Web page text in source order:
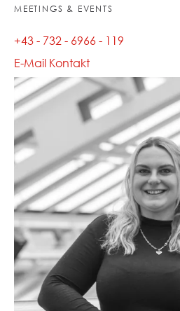
MEETINGS & EVENTS
+43 - 732 - 6966 - 119
E-Mail Kontakt